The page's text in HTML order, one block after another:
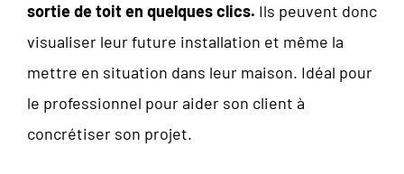
sortie de toit en quelques clics. Ils peuvent donc
visualiser leur future installation et même la
mettre en situation dans leur maison. Idéal pour
le professionnel pour aider son client à
concrétiser son projet.